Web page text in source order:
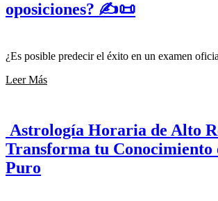
oposiciones? ✍️📜
¿Es posible predecir el éxito en un examen
Leer Más
Astrología Horaria de Alto
Transforma tu Conocimiento
Puro